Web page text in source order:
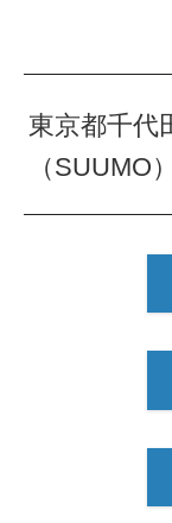
東京都千代
（SUUMO）